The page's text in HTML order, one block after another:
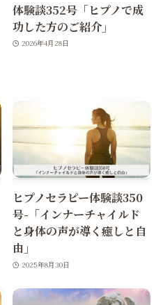
体験談352号「ヒプノで成
功した方のご紹介」
2026年4月28日
ヒプノセラピー体験談350
号-「インナーチャイルド
と身体の声が導く癒しと自
由」
2025年8月30日